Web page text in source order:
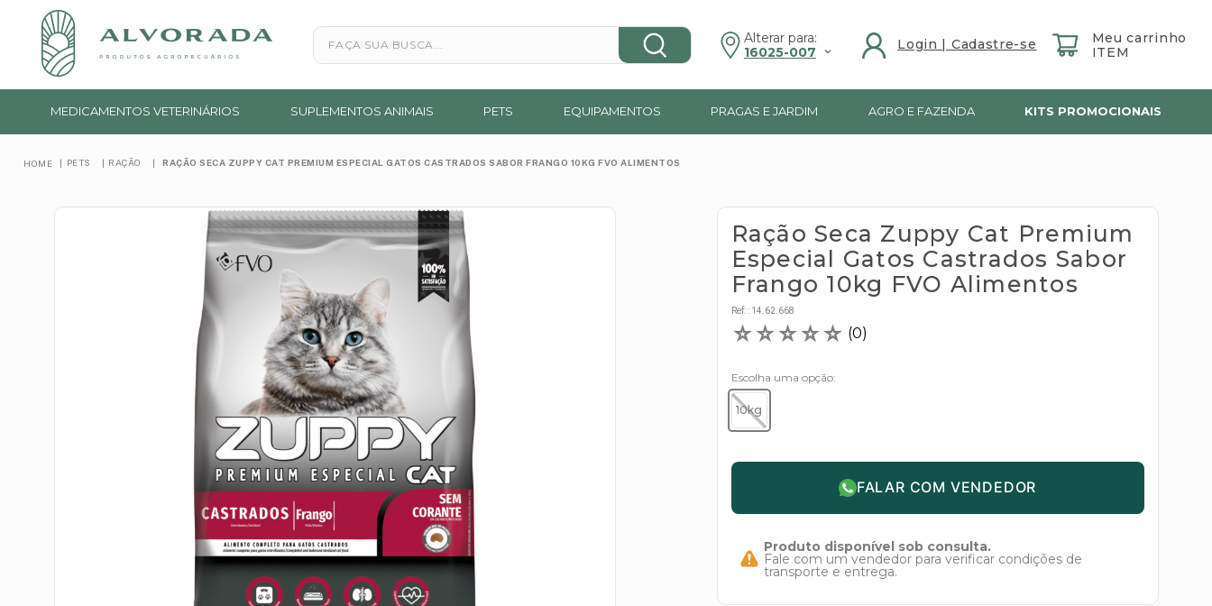
Faça sua busca...
Alterar para:
16025-007
MEDICAMENTOS VETERINÁRIOS SUPLEMENTOS ANIMAIS PETS EQUIPAMENTOS PRAGAS E JARDIM AGRO E FAZENDA KITS PROMOCIONAIS
PETS RAÇÃO RAÇÃO SECA ZUPPY CAT PREMIUM ESPECIAL GATOS CASTRADOS SABOR FRANGO 10KG FVO ALIMENTOS
Ração Seca Zuppy Cat Premium
Especial Gatos Castrados Sabor
Frango 10kg FVO Alimentos
Ref: : 14.62.668
☆☆☆☆☆ (0)
Escolha uma opção
10kg
FALAR COM VENDEDOR
Produto disponível sob consulta.
Fale com um vendedor para verificar condições de
transporte e entrega.